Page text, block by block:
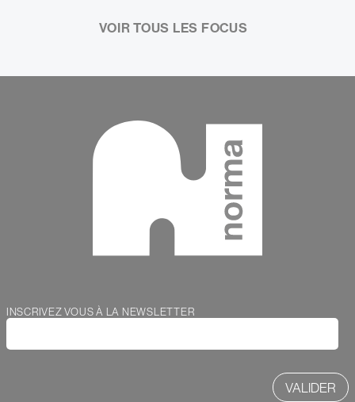
VOIR TOUS LES FOCUS
Webform
INSCRIVEZ VOUS À LA NEWSLETTER